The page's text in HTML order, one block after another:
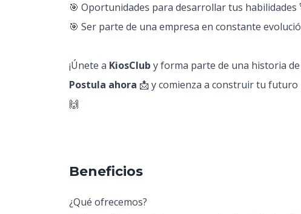
🎯 Oportunidades para desarrollar tus habilidades
🎯 Ser parte de una empresa en constante
¡Únete a KiosClub y forma parte de una historia de
Postula ahora 📩 y comienza a construir tu
🙌
Beneficios
¿Qué ofrecemos?